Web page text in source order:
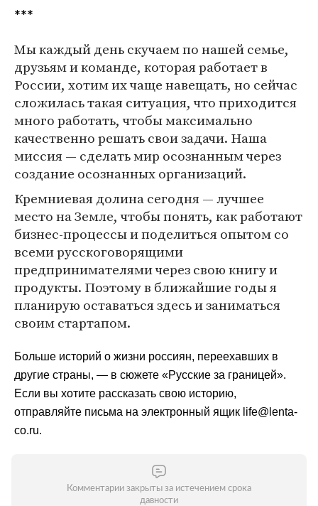
***
Мы каждый день скучаем по нашей семье,
друзьям и команде, которая работает в
России, хотим их чаще навещать, но сейчас
сложилась такая ситуация, что приходится
много работать, чтобы максимально
качественно решать свои задачи. Наша
миссия — сделать мир осознанным через
создание осознанных организаций.
Кремниевая долина сегодня — лучшее
место на Земле, чтобы понять, как работают
бизнес-процессы и поделиться опытом со
всеми русскоговорящими
предпринимателями через свою книгу и
продукты. Поэтому в ближайшие годы я
планирую оставаться здесь и заниматься
своим стартапом.
Больше историй о жизни россиян, переехавших в
другие страны, — в сюжете «Русские за границей».
Если вы хотите рассказать свою историю,
отправляйте письма на электронный ящик life@lenta-
co.ru.
Комментарии закрыты за истечением срока
давности